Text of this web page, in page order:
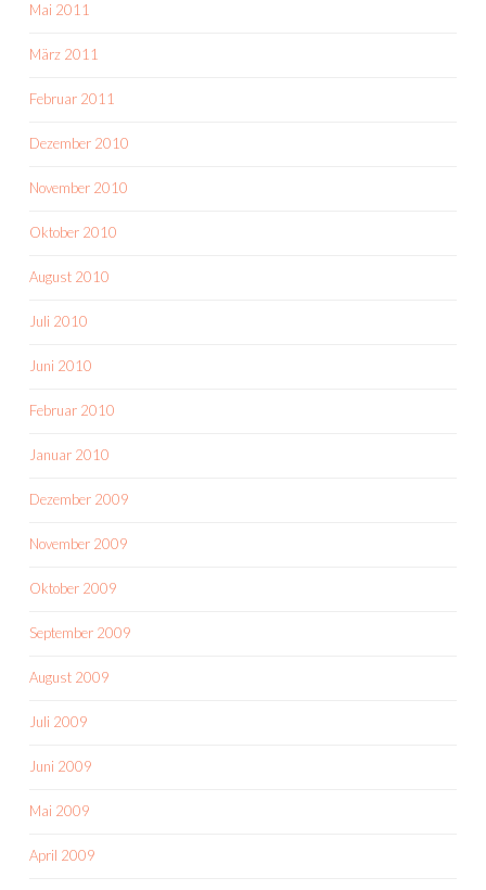
Mai 2011
März 2011
Februar 2011
Dezember 2010
November 2010
Oktober 2010
August 2010
Juli 2010
Juni 2010
Februar 2010
Januar 2010
Dezember 2009
November 2009
Oktober 2009
September 2009
August 2009
Juli 2009
Juni 2009
Mai 2009
April 2009